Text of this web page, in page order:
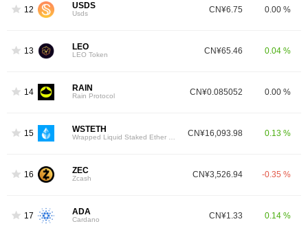
12 USDS
Usds CN¥6.75 0.00 %
13 LEO
LEO Token CN¥65.46 0.04 %
14 RAIN
Rain Protocol CN¥0.085052 0.00 %
15 WSTETH CN¥16,093.98 0.13 %
16 ZEC
Zcash CN¥3,526.94 -0.35 %
17 ADA
Cardano CN¥1.33 0.14 %